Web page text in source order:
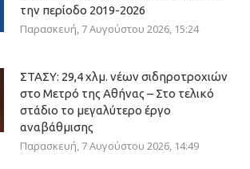
την περίοδο 2019-2026
Παρασκευή, 7 Αυγούστου 2026, 15:24
ΣΤΑΣΥ: 29,4 χλμ. νέων σιδηροτροχιών
στο Μετρό της Αθήνας – Στο τελικό
στάδιο το μεγαλύτερο έργο
αναβάθμισης
Παρασκευή, 7 Αυγούστου 2026, 14:49